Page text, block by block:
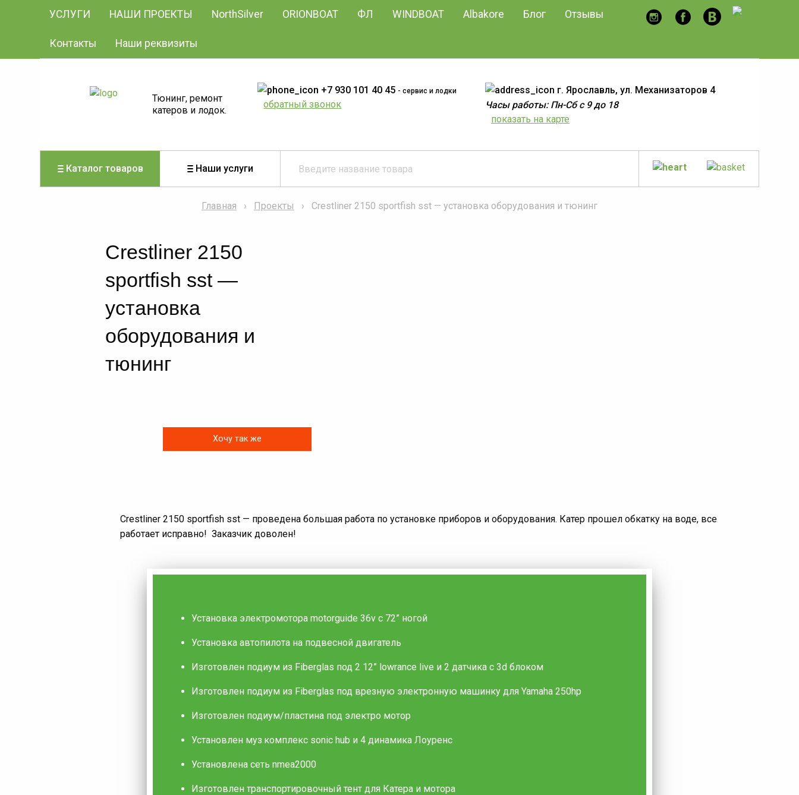
УСЛУГИ НАШИ ПРОЕКТЫ NorthSilver ORIONBOAT ФЛ WINDBOAT Albakore Блог Отзывы
Контакты Наши реквизиты
Тюнинг, ремонт
катеров и лодок.
+7 930 101 40 45 - сервис и лодки
обратный звонок
г. Ярославль, ул. Механизаторов 4
Часы работы: Пн-Сб с 9 до 18
показать на карте
Каталог товаров Наши услуги
Главная Проекты Crestliner 2150 sportfish sst — установка оборудования и тюнинг
Crestliner 2150
sportfish sst —
установка
оборудования и
тюнинг
Хочу так же
Crestliner 2150 sportfish sst — проведена большая работа по установке приборов и оборудования. Катер прошел обкатку на воде, все
работает исправно! Заказчик доволен!
Установка электромотора motorguide 36v с 72” ногой
Установка автопилота на подвесной двигатель
Изготовлен подиум из Fiberglas под 2 12” lowrance live и 2 датчика с 3d блоком
Изготовлен подиум из Fiberglas под врезную электронную машинку для Yamaha 250hp
Изготовлен подиум/пластина под электро мотор
Установлен муз.комплекс sonic hub и 4 динамика Лоуренс
Установлена сеть nmea2000
Изготовлен транспортировочный тент для Катера и мотора